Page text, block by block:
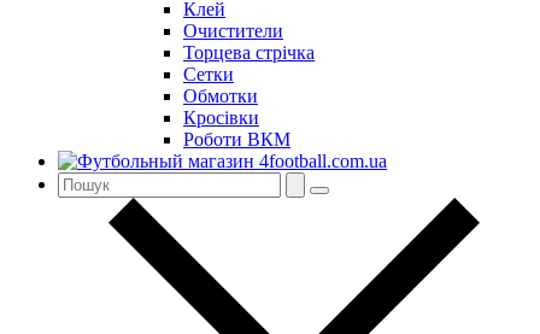
Клей
Очистители
Торцева стрічка
Сетки
Обмотки
Кросівки
Роботи ВКМ